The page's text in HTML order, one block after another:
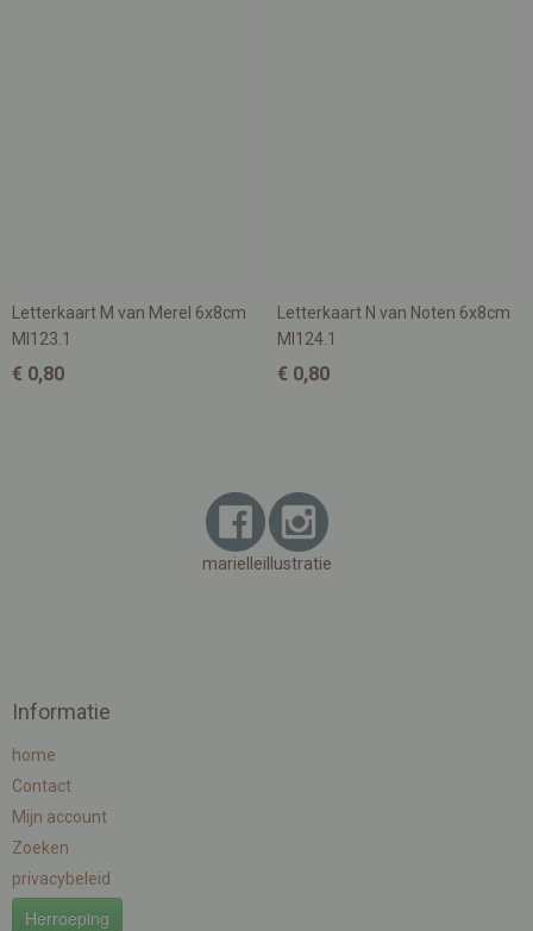
Letterkaart M van Merel 6x8cm
MI123.1
€ 0,80
Letterkaart N van Noten 6x8cm
MI124.1
€ 0,80
marielleillustratie
Informatie
home
Contact
Mijn account
Zoeken
privacybeleid
Herroeping